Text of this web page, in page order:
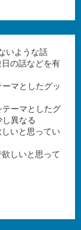
いような話
の話などを有
ーマとしたグッ
テーマとしたグ
し異なる
しいと思ってい
欲しいと思って